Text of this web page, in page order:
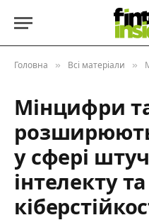
Головна » Всі матеріали »
Мінцифри
у сфері
інтелекту та